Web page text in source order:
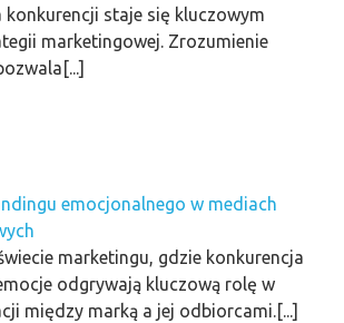
staje się kluczowym
marketingowej. Zrozumienie
emocjonalnego w mediach
marketingu, gdzie konkurencja
odgrywają kluczową rolę w
między marką a jej odbiorcami.[...]